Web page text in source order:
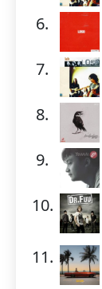
6.
7.
8.
9.
10.
11.